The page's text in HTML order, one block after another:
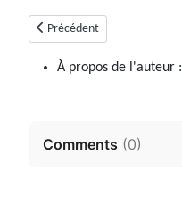
Article précédent : Allos (04)
Précédent
À propos de l'auteur :
Comments (0)